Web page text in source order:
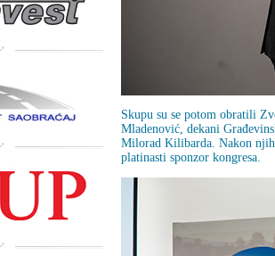
Skupu su se potom obratili
Mladenović, dekani
Milorad Kilibarda. Nakon
platinasti sponzor kongresa.